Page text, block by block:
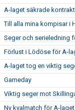
A-laget säkrade
Till alla mina kompisar i
Seger och serieledning
Förlust i Lödöse för A-
A-laget tog en viktig
Gameday
Viktig seger mot
Ny kvalmatch för A-laget